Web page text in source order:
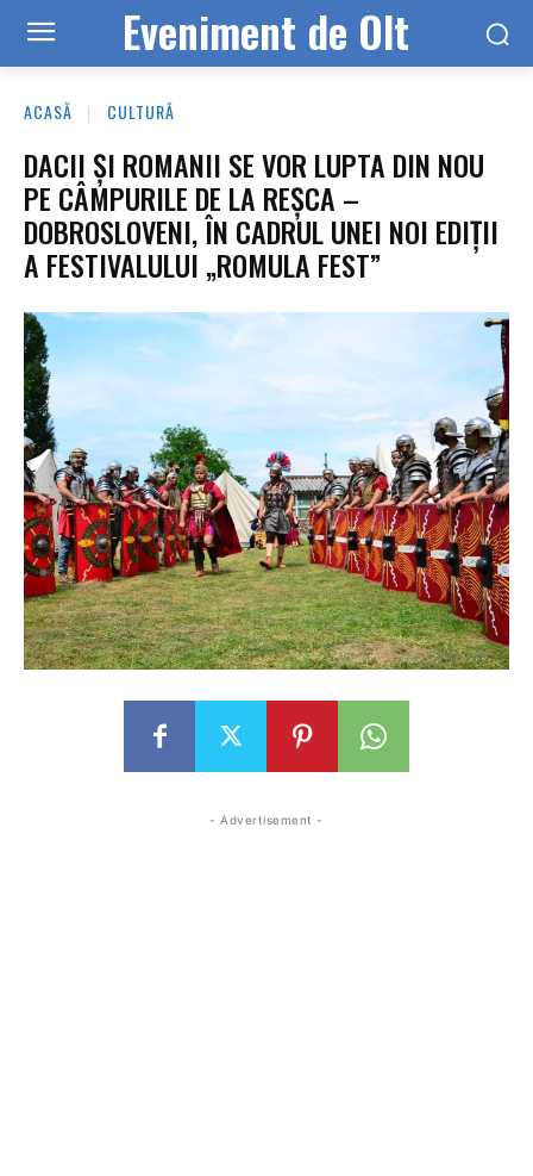
Eveniment de Olt
ACASĂ CULTURĂ
DACII ȘI ROMANII SE VOR LUPTA DIN NOU
PE CÂMPURILE DE LA REȘCA –
DOBROSLOVENI, ÎN CADRUL UNEI NOI EDIȚII
A FESTIVALULUI „ROMULA FEST”
- Advertisement -